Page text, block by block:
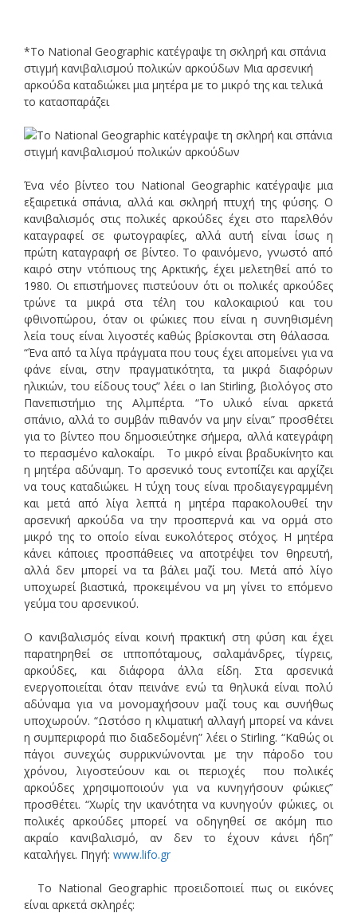
*Το National Geographic κατέγραψε τη σκληρή και σπάνια
στιγμή κανιβαλισμού πολικών αρκούδων Μια αρσενική
αρκούδα καταδιώκει μια μητέρα με το μικρό της και τελικά
το κατασπαράζει
Ένα νέο βίντεο του Νational Geographic κατέγραψε μια
εξαιρετικά σπάνια, αλλά και σκληρή πτυχή της φύσης. O
κανιβαλισμός στις πολικές αρκούδες έχει στο παρελθόν
καταγραφεί σε φωτογραφίες, αλλά αυτή είναι ίσως η
πρώτη καταγραφή σε βίντεο. Το φαινόμενο, γνωστό από
καιρό στην ντόπιους της Αρκτικής, έχει μελετηθεί από το
1980. Οι επιστήμονες πιστεύουν ότι οι πολικές αρκούδες
τρώνε τα μικρά στα τέλη του καλοκαιριού και του
φθινοπώρου, όταν οι φώκιες που είναι η συνηθισμένη
λεία τους είναι λιγοστές καθώς βρίσκονται στη θάλασσα.
“Ένα από τα λίγα πράγματα που τους έχει απομείνει για να
φάνε είναι, στην πραγματικότητα, τα μικρά διαφόρων
ηλικιών, του είδους τους” λέει ο Ian Stirling, βιολόγος στο
Πανεπιστήμιο της Αλμπέρτα. “Το υλικό είναι αρκετά
σπάνιο, αλλά το συμβάν πιθανόν να μην είναι” προσθέτει
για το βίντεο που δημοσιεύτηκε σήμερα, αλλά κατεγράφη
το περασμένο καλοκαίρι. Το μικρό είναι βραδυκίνητο και
η μητέρα αδύναμη. Το αρσενικό τους εντοπίζει και αρχίζει
να τους καταδιώκει. Η τύχη τους είναι προδιαγεγραμμένη
και μετά από λίγα λεπτά η μητέρα παρακολουθεί την
αρσενική αρκούδα να την προσπερνά και να ορμά στο
μικρό της το οποίο είναι ευκολότερος στόχος. Η μητέρα
κάνει κάποιες προσπάθειες να αποτρέψει τον θηρευτή,
αλλά δεν μπορεί να τα βάλει μαζί του. Μετά από λίγο
υποχωρεί βιαστικά, προκειμένου να μη γίνει το επόμενο
γεύμα του αρσενικού.
Ο κανιβαλισμός είναι κοινή πρακτική στη φύση και έχει
παρατηρηθεί σε ιπποπόταμους, σαλαμάνδρες, τίγρεις,
αρκούδες, και διάφορα άλλα είδη. Στα αρσενικά
ενεργοποιείται όταν πεινάνε ενώ τα θηλυκά είναι πολύ
αδύναμα για να μονομαχήσουν μαζί τους και συνήθως
υποχωρούν. “Ωστόσο η κλιματική αλλαγή μπορεί να κάνει
η συμπεριφορά πιο διαδεδομένη” λέει ο Stirling. “Kαθώς οι
πάγοι συνεχώς συρρικνώνονται με την πάροδο του
χρόνου, λιγοστεύουν και οι περιοχές που πολικές
αρκούδες χρησιμοποιούν για να κυνηγήσουν φώκιες”
προσθέτει. “Χωρίς την ικανότητα να κυνηγούν φώκιες, οι
πολικές αρκούδες μπορεί να οδηγηθεί σε ακόμη πιο
ακραίο κανιβαλισμό, αν δεν το έχουν κάνει ήδη”
καταλήγει. Πηγή: www.lifo.gr
Το National Geographic προειδοποιεί πως οι εικόνες
είναι αρκετά σκληρές: